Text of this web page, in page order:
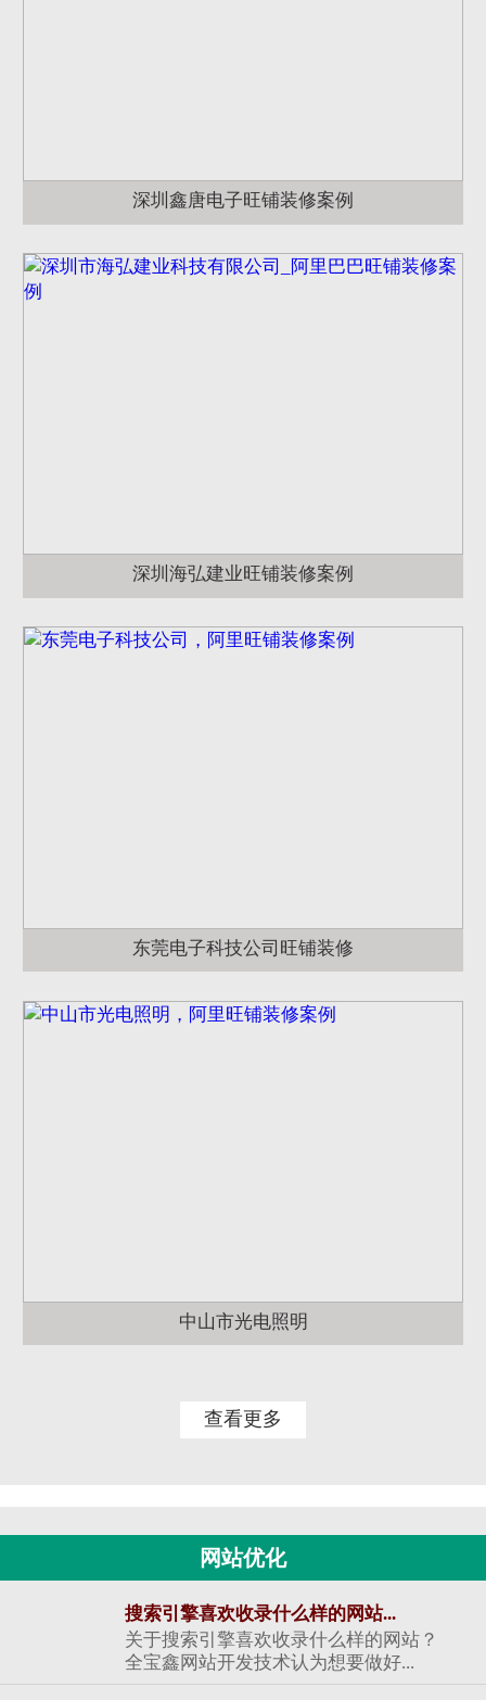
深圳鑫唐电子旺铺装修案例
深圳海弘建业旺铺装修案例
东莞电子科技公司旺铺装修
中山市光电照明
查看更多
网站优化
搜索引擎喜欢收录什么样的网站...
关于搜索引擎喜欢收录什么样的网站？
全宝鑫网站开发技术认为想要做好...